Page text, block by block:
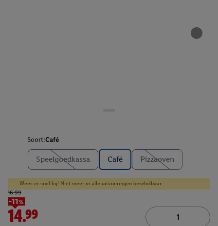
Soort:Café
Speelgoedkassa Café Pizzaoven
Wees er snel bij! Niet meer in alle uitvoeringen beschikbaar.
16.99
-11%
14.99